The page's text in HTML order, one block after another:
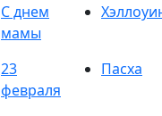
С днем
мамы
23
февраля
Пасха